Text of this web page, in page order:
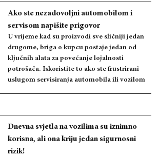
Ako ste nezadovoljni automobilom i
servisom napišite prigovor
U vrijeme kad su proizvodi sve sličniji jedan
drugome, briga o kupcu postaje jedan od
ključnih alata za povećanje lojalnosti
potrošača. Iskoristite to ako ste frustrirani
uslugom servisiranja automobila ili vozilom
Dnevna svjetla na vozilima su iznimno
korisna, ali ona kriju jedan sigurnosni
rizik!